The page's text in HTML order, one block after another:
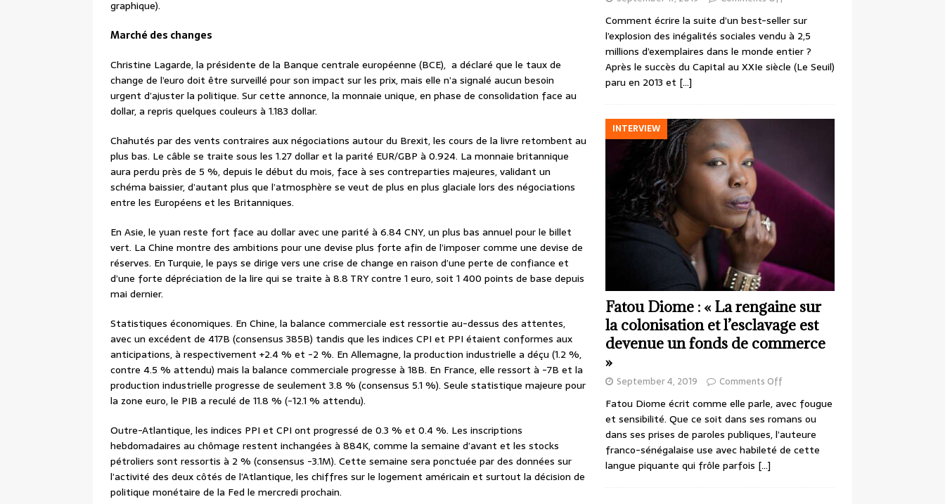
graphique).
Marché des changes
Christine Lagarde, la présidente de la Banque centrale européenne (BCE), a déclaré que le taux de
change de l’euro doit être surveillé pour son impact sur les prix, mais elle n’a signalé aucun besoin
urgent d’ajuster la politique. Sur cette annonce, la monnaie unique, en phase de consolidation face au
dollar, a repris quelques couleurs à 1.183 dollar.
Chahutés par des vents contraires aux négociations autour du Brexit, les cours de la livre retombent au
plus bas. Le câble se traite sous les 1.27 dollar et la parité EUR/GBP à 0.924. La monnaie britannique
aura perdu près de 5 %, depuis le début du mois, face à ses contreparties majeures, validant un
schéma baissier, d’autant plus que l’atmosphère se veut de plus en plus glaciale lors des négociations
entre les Européens et les Britanniques.
En Asie, le yuan reste fort face au dollar avec une parité à 6.84 CNY, un plus bas annuel pour le billet
vert. La Chine montre des ambitions pour une devise plus forte afin de l’imposer comme une devise de
réserves. En Turquie, le pays se dirige vers une crise de change en raison d’une perte de confiance et
d’une forte dépréciation de la lire qui se traite à 8.8 TRY contre 1 euro, soit 1 400 points de base depuis
mai dernier.
Statistiques économiques. En Chine, la balance commerciale est ressortie au-dessus des attentes,
avec un excédent de 417B (consensus 385B) tandis que les indices CPI et PPI étaient conformes aux
anticipations, à respectivement +2.4 % et -2 %. En Allemagne, la production industrielle a déçu (1.2 %,
contre 4.5 % attendu) mais la balance commerciale progresse à 18B. En France, elle ressort à -7B et la
production industrielle progresse de seulement 3.8 % (consensus 5.1 %). Seule statistique majeure pour
la zone euro, le PIB a reculé de 11.8 % (-12.1 % attendu).
Outre-Atlantique, les indices PPI et CPI ont progressé de 0.3 % et 0.4 %. Les inscriptions
hebdomadaires au chômage restent inchangées à 884K, comme la semaine d’avant et les stocks
pétroliers sont ressortis à 2 % (consensus -3.1M). Cette semaine sera ponctuée par des données sur
l’activité des deux côtés de l’Atlantique, les chiffres sur le logement américain et surtout la décision de
politique monétaire de la Fed le mercredi prochain.
Comment écrire la suite d’un best-seller sur
l’explosion des inégalités sociales vendu à 2,5
millions d’exemplaires dans le monde entier ?
Après le succès du Capital au XXIe siècle (Le Seuil)
paru en 2013 et […]
INTERVIEW
Fatou Diome : « La rengaine sur
la colonisation et l’esclavage est
devenue un fonds de commerce
»
September 4, 2019 Comments Off
Fatou Diome écrit comme elle parle, avec fougue
et sensibilité. Que ce soit dans ses romans ou
dans ses prises de paroles publiques, l’auteure
franco-sénégalaise use avec habileté de cette
langue piquante qui frôle parfois […]